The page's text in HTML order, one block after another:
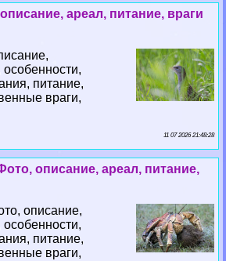
ареал, питание, враги
питание,
враги,
11 07 2026 21:48:28
описание, ареал, питание,
описание,
питание,
враги,